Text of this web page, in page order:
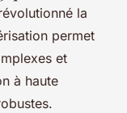
la
permet
et
à haute